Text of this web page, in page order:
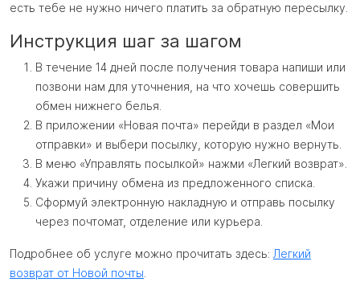
есть тебе не нужно ничего платить за обратную пересылку.
Инструкция шаг за шагом
В течение 14 дней после получения товара напиши или
позвони нам для уточнения, на что хочешь совершить
обмен нижнего белья.
В приложении «Новая почта» перейди в раздел «Мои
отправки» и выбери посылку, которую нужно вернуть.
В меню «Управлять посылкой» нажми «Легкий возврат».
Укажи причину обмена из предложенного списка.
Сформуй электронную накладную и отправь посылку
через почтомат, отделение или курьера.
Подробнее об услуге можно прочитать здесь: Легкий
возврат от Новой почты